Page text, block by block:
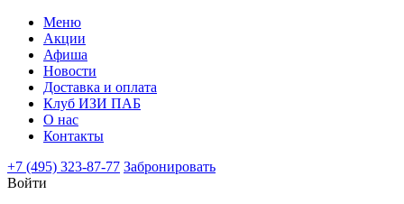
Меню
Акции
Афиша
Новости
Доставка и оплата
Клуб ИЗИ ПАБ
О нас
Контакты
+7 (495) 323-87-77 Забронировать
Войти